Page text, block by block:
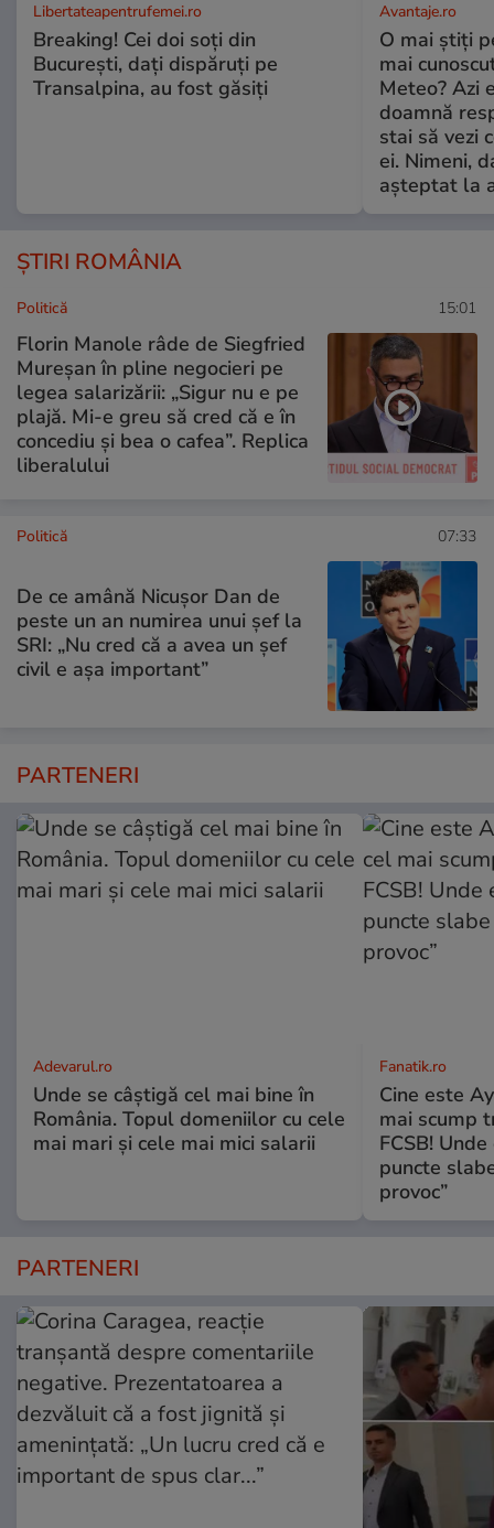
Libertateapentrufemei.ro
Breaking! Cei doi soți din
București, dați dispăruți pe
Transalpina, au fost găsiți
Avantaje.ro
O mai știți
mai
Meteo? Azi
doamnă
stai să vezi
ei. Nimeni,
așteptat la
ȘTIRI ROMÂNIA
Politică 15:01
Florin Manole râde de Siegfried
Mureșan în pline negocieri pe
legea salarizării: „Sigur nu e pe
plajă. Mi-e greu să cred că e în
concediu și bea o cafea”. Replica
liberalului
Politică 07:33
De ce amână Nicușor Dan de
peste un an numirea unui șef la
SRI: „Nu cred că a avea un şef
civil e așa important”
PARTENERI
Adevarul.ro
Unde se câștigă cel mai bine în
România. Topul domeniilor cu cele
mai mari și cele mai mici salarii
Fanatik.ro
Cine este
mai scump
FCSB!
puncte
provoc”
PARTENERI